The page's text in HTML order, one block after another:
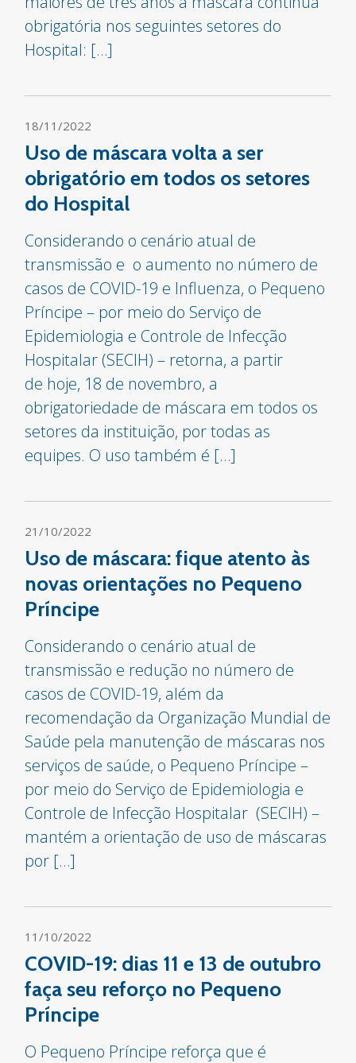
obrigatória nos seguintes setores do
Hospital: […]
18/11/2022
Uso de máscara volta a ser
obrigatório em todos os setores
do Hospital
Considerando o cenário atual de
transmissão e o aumento no número de
casos de COVID-19 e Influenza, o Pequeno
Príncipe – por meio do Serviço de
Epidemiologia e Controle de Infecção
Hospitalar (SECIH) – retorna, a partir
de hoje, 18 de novembro, a
obrigatoriedade de máscara em todos os
setores da instituição, por todas as
equipes. O uso também é […]
21/10/2022
Uso de máscara: fique atento às
novas orientações no Pequeno
Príncipe
Considerando o cenário atual de
transmissão e redução no número de
casos de COVID-19, além da
recomendação da Organização Mundial de
Saúde pela manutenção de máscaras nos
serviços de saúde, o Pequeno Príncipe –
por meio do Serviço de Epidemiologia e
Controle de Infecção Hospitalar (SECIH) –
mantém a orientação de uso de máscaras
por […]
11/10/2022
COVID-19: dias 11 e 13 de outubro
faça seu reforço no Pequeno
Príncipe
O Pequeno Príncipe reforça que é